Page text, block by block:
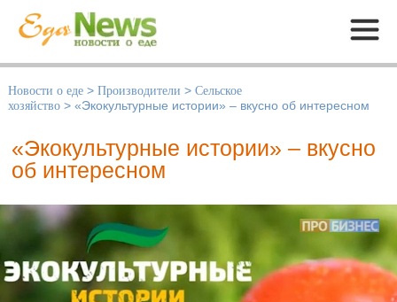
Меню
Новости о еде > Производители > Сельское
хозяйство > «Экокультурные истории» – вкусно об интересном
«Экокультурные истории» – вкусно
об интересном